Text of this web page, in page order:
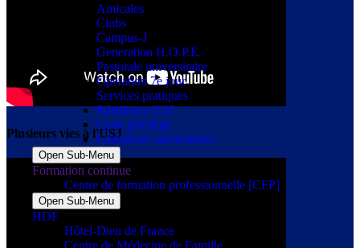
Amicales
Clubs
Campus-J
Generation H.O.P.E.
Pastorale universitaire
Opération 7e jour
Services pratiques
Résidence USJ
Carte privilège
Calendrier universitaire
Open Sub-Menu
Formation continue
Centre de formation professionnelle [CFP]
Open Sub-Menu
HDF
Hôtel-Dieu de France
Centre de Médecine de Famille
Plusieurs vies à l'USJ